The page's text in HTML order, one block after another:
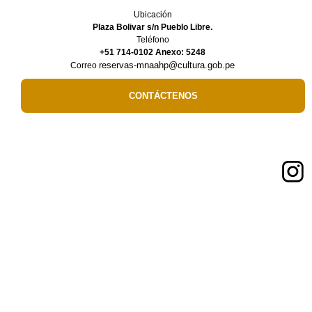
Ubicación
Plaza Bolivar s/n Pueblo Libre.
Teléfono
+51 714-0102 Anexo: 5248
Correo reservas-mnaahp@cultura.gob.pe
CONTÁCTENOS